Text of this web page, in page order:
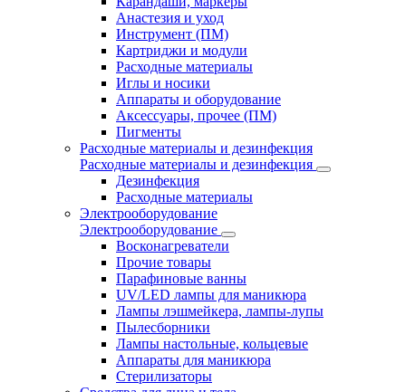
Анастезия и уход
Инструмент (ПМ)
Картриджи и модули
Расходные материалы
Иглы и носики
Аппараты и оборудование
Аксессуары, прочее (ПМ)
Пигменты
Расходные материалы и дезинфекция
Расходные материалы и дезинфекция
Дезинфекция
Расходные материалы
Электрооборудование
Электрооборудование
Восконагреватели
Прочие товары
Парафиновые ванны
UV/LED лампы для маникюра
Лампы лэшмейкера, лампы-лупы
Пылесборники
Лампы настольные, кольцевые
Аппараты для маникюра
Стерилизаторы